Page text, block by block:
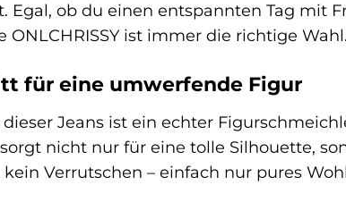
Egal, ob du einen entspannten Tag mit
ist immer die richtige Wahl.
für eine umwerfende Figur
Jeans ist ein echter
nicht nur für eine tolle Silhouette,
Verrutschen – einfach nur pures